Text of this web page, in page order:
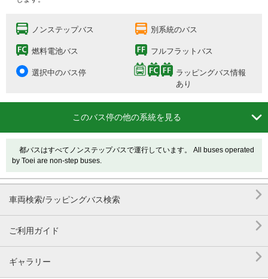
ノンステップバス 別系統のバス
燃料電池バス フルフラットバス
選択中のバス停
ラッピングバス情報
あり
このバス停の他の系統を見る 
都バスはすべてノンステップバスで運行しています。 All buses operated
by Toei are non-step buses.
車両検索/ラッピングバス検索 
ご利用ガイド 
ギャラリー 